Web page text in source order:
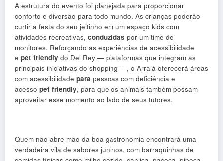
A estrutura do evento foi planejada para proporcionar
conforto e diversão para todo mundo. As crianças poderão
curtir a festa do seu jeitinho em um espaço kids com
atividades recreativas, conduzidas por um time de
monitores. Reforçando as experiências de acessibilidade
e pet friendly do Del Rey — plataformas que integram as
principais iniciativas do shopping —, o Arraiá oferecerá áreas
com acessibilidade para pessoas com deficiência e
acesso pet friendly, para que os animais também possam
aproveitar esse momento ao lado de seus tutores.
Quem não abre mão da boa gastronomia encontrará uma
verdadeira vila de sabores juninos, com barraquinhas de